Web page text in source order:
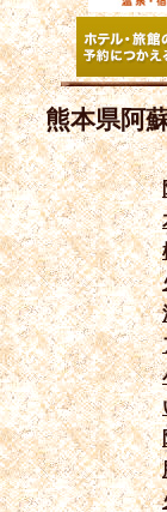
熊本県阿